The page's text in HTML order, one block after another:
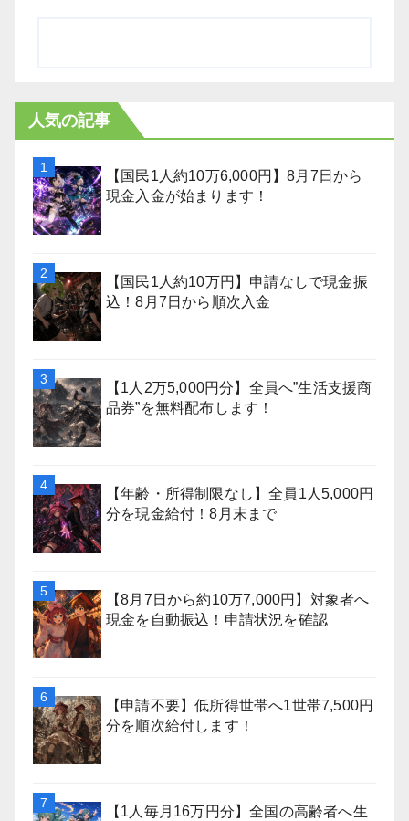
人気の記事
【国民1人約10万6,000円】8月7日から
現金入金が始まります！
【国民1人約10万円】申請なしで現金振
込！8月7日から順次入金
【1人2万5,000円分】全員へ”生活支援商
品券”を無料配布します！
【年齢・所得制限なし】全員1人5,000円
分を現金給付！8月末まで
【8月7日から約10万7,000円】対象者へ
現金を自動振込！申請状況を確認
【申請不要】低所得世帯へ1世帯7,500円
分を順次給付します！
【1人毎月16万円分】全国の高齢者へ生